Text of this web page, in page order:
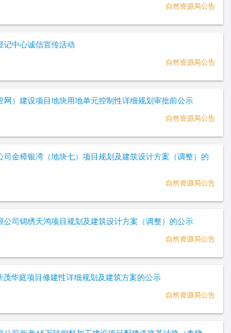
自然资源局公告
记中心诚信宣传活动
自然资源局公告
网）建设项目地块用地单元控制性详细规划审批前公示
自然资源局公告
司金樟银湾（地块七）项目规划及建筑设计方案（调整）的
自然资源局公告
公司锦绣天鸿项目规划及建筑设计方案（调整）的公示
自然资源局公告
华庭项目修建性详细规划及建筑方案的公示
自然资源局公告